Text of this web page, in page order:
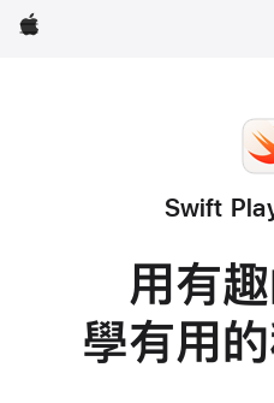
Apple
Swift
用有
學有用